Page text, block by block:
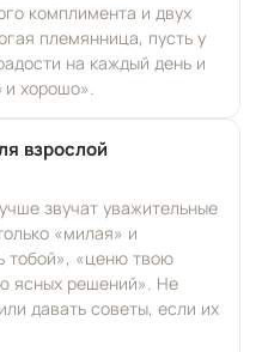
комплимента и двух
племянница, пусть у
на каждый день и
и хорошо».
взрослой
звучат уважительные
«милая» и
тобой», «ценю твою
ясных решений». Не
давать советы, если их